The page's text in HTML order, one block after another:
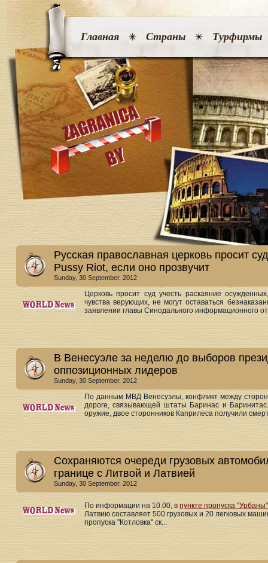
Главная Страны Турфирмы
Русская православная церковь просит
Pussy Riot, если оно прозвучит
Sunday, 30 September. 2012
Церковь просит суд учесть раскаяние
чувства верующих, не могут оставаться
заявлении главы Синодального информационного
В Венесуэле за неделю до выборов
оппозиционных лидеров
Sunday, 30 September. 2012
По данным МВД Венесуэлы, конфликт между
дороге, связывающей штаты Баринас и
оружие, двое сторонников Каприлеса получили
Сохраняются очереди грузовых
границе с Литвой и Латвией
Sunday, 30 September. 2012
По информации на 10.00, в пункте пропуска "Урбаны"
Латвию составляет 500 грузовых и 20 легковых
пропуска "Котловка" ск...